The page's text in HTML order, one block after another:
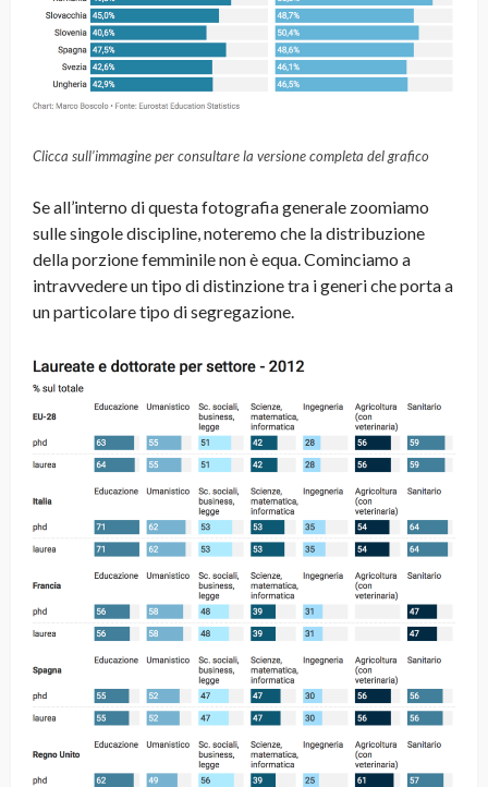
Clicca sull’immagine per consultare la versione completa del grafico
Se all’interno di questa fotografia generale zoomiamo
sulle singole discipline, noteremo che la distribuzione
della porzione femminile non è equa. Cominciamo a
intravvedere un tipo di distinzione tra i generi che porta a
un particolare tipo di segregazione.